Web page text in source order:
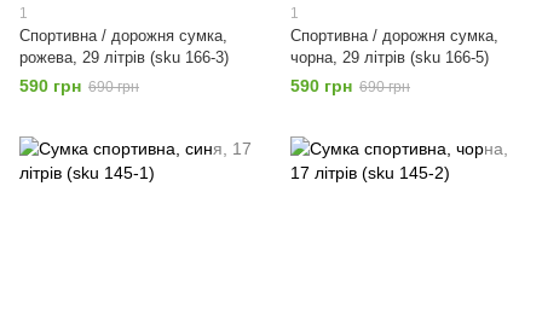
1
Спортивна / дорожня сумка,
рожева, 29 літрів (sku 166-3)
590 грн 690 грн
1
Спортивна / дорожня сумка,
чорна, 29 літрів (sku 166-5)
590 грн 690 грн